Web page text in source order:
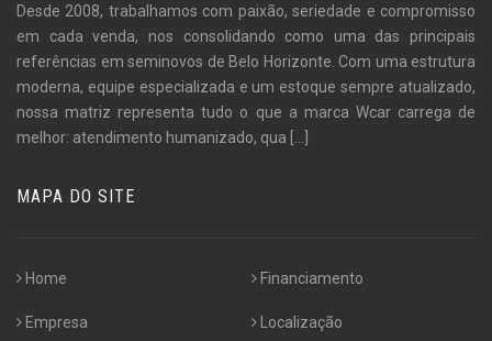
Desde 2008, trabalhamos com paixão, seriedade e compromisso
em cada venda, nos consolidando como uma das principais
referências em seminovos de Belo Horizonte. Com uma estrutura
moderna, equipe especializada e um estoque sempre atualizado,
nossa matriz representa tudo o que a marca Wcar carrega de
melhor: atendimento humanizado, qua [...]
MAPA DO SITE
Home
Empresa
Financiamento
Localização